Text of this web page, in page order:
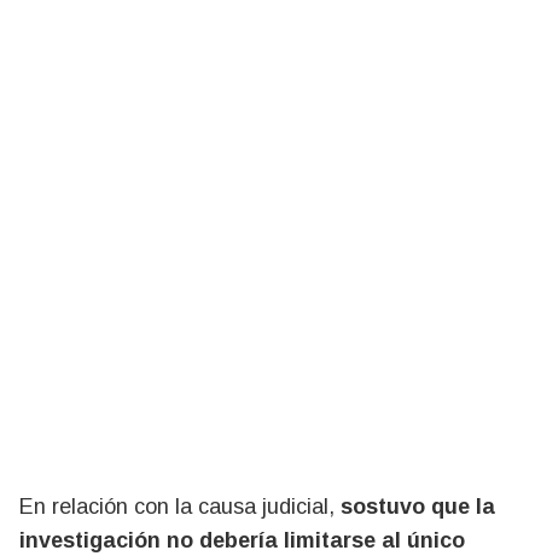
En relación con la causa judicial, sostuvo que la
investigación no debería limitarse al único